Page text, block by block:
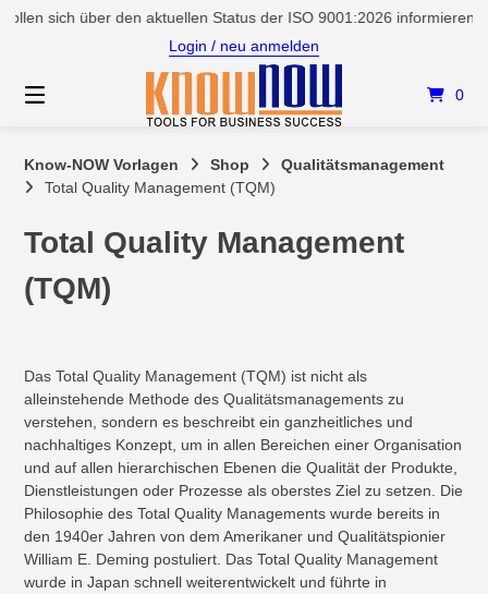
Springen
sich über den aktuellen Status der ISO 9001:2026 informieren?
Login / neu anmelden
0
Know-NOW Vorlagen Shop
Qualitätsmanagement
Total Quality Management (TQM)
Total Quality Management
(TQM)
Das Total Quality Management (TQM) ist nicht als
alleinstehende Methode des Qualitätsmanagements zu
verstehen, sondern es beschreibt ein ganzheitliches und
nachhaltiges Konzept, um in allen Bereichen einer Organisation
und auf allen hierarchischen Ebenen die Qualität der Produkte,
Dienstleistungen oder Prozesse als oberstes Ziel zu setzen. Die
Philosophie des Total Quality Managements wurde bereits in
den 1940er Jahren von dem Amerikaner und Qualitätspionier
William E. Deming postuliert. Das Total Quality Management
wurde in Japan schnell weiterentwickelt und führte in